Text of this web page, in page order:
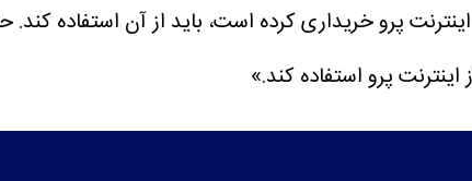
اینترنت پرو خریداری کرده است، باید از آن استفاده
اینترنت پرو استفاده کند.»